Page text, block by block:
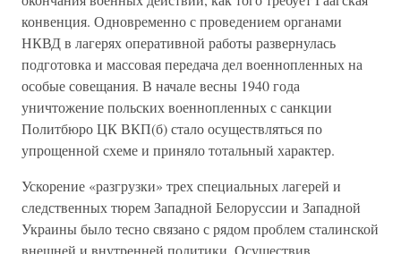
конвенция. Одновременно с проведением органами
НКВД в лагерях оперативной работы развернулась
подготовка и массовая передача дел военнопленных на
особые совещания. В начале весны 1940 года
уничтожение польских военнопленных с санкции
Политбюро ЦК ВКП(б) стало осуществляться по
упрощенной схеме и приняло тотальный характер.
Ускорение «разгрузки» трех специальных лагерей и
следственных тюрем Западной Белоруссии и Западной
Украины было тесно связано с рядом проблем сталинской
внешней и внутренней политики. Осуществив